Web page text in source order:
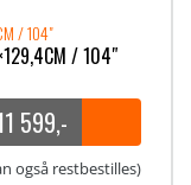
/ 104″
599,-
også restbestilles)